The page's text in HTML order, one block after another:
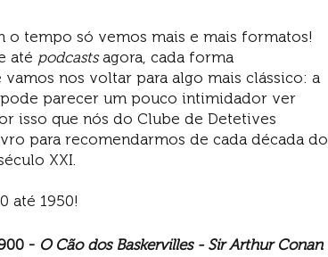
o tempo só vemos mais e mais formatos!
até podcasts agora, cada forma
nos voltar para algo mais clássico: a
parecer um pouco intimidador ver
isso que nós do Clube de Detetives
para recomendarmos de cada década do
XXI.
até 1950!
- O Cão dos Baskervilles - Sir Arthur Conan